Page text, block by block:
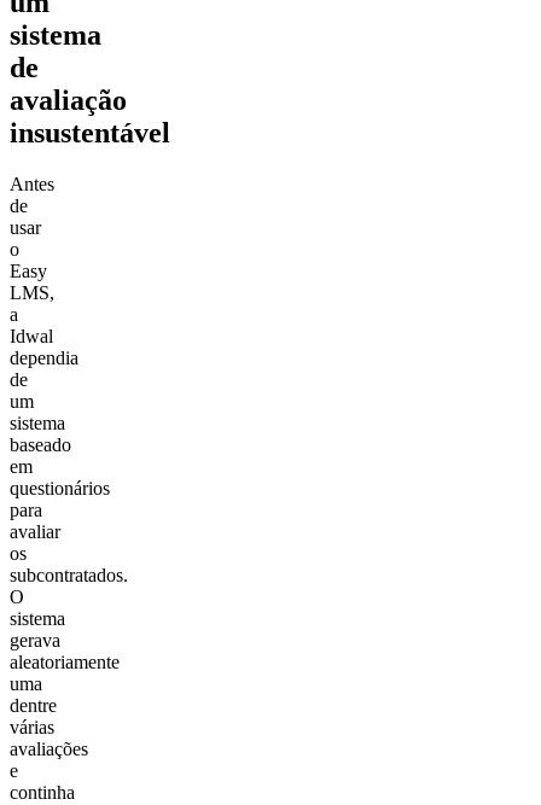
sistema
de
avaliação
insustentável
Antes
de
usar
o
Easy
LMS,
a
Idwal
dependia
de
um
sistema
baseado
em
questionários
para
avaliar
os
subcontratados.
O
sistema
gerava
aleatoriamente
uma
dentre
várias
avaliações
e
continha